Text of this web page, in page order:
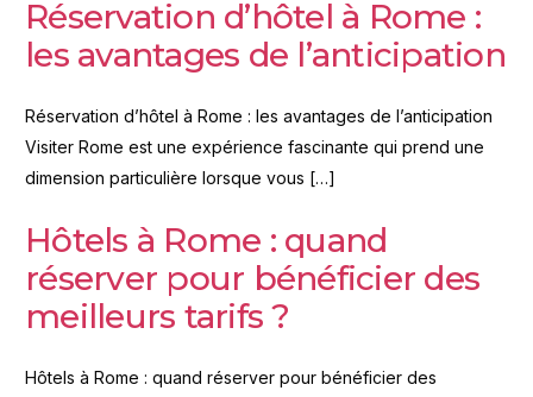
Réservation d’hôtel à Rome :
les avantages de l’anticipation
Réservation d’hôtel à Rome : les avantages de l’anticipation
Visiter Rome est une expérience fascinante qui prend une
dimension particulière lorsque vous […]
Hôtels à Rome : quand
réserver pour bénéficier des
meilleurs tarifs ?
Hôtels à Rome : quand réserver pour bénéficier des